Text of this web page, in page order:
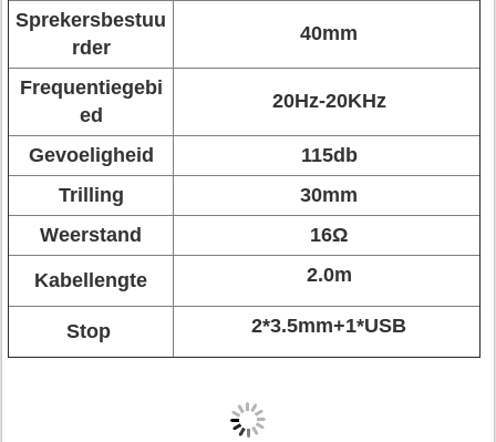
Sprekersbestuu
rder
40mm
Frequentiegebi
ed
20Hz-20KHz
Gevoeligheid
115db
Trilling
30mm
Weerstand
16Ω
Kabellengte 2.0m
Stop 2*3.5mm+1*USB